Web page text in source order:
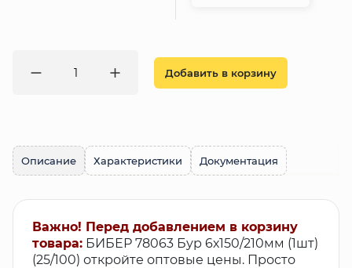
Добавить в корзину
Описание Характеристики Документация
Важно! Перед добавлением в корзину
товара: БИБЕР 78063 Бур 6х150/210мм (1шт)
(25/100) откройте оптовые цены. Просто